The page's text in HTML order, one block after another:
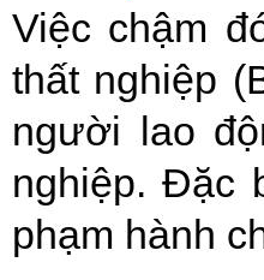
Việc chậm
thất nghiệp
người lao
nghiệp. Đặc
phạm hành